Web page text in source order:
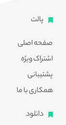
پالت
صفحه اصلی
اشتراک ویژه
پشتیبانی
همکاری با ما
دانلود